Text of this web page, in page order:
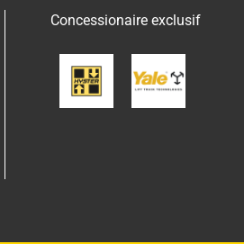
Concessionaire exclusif